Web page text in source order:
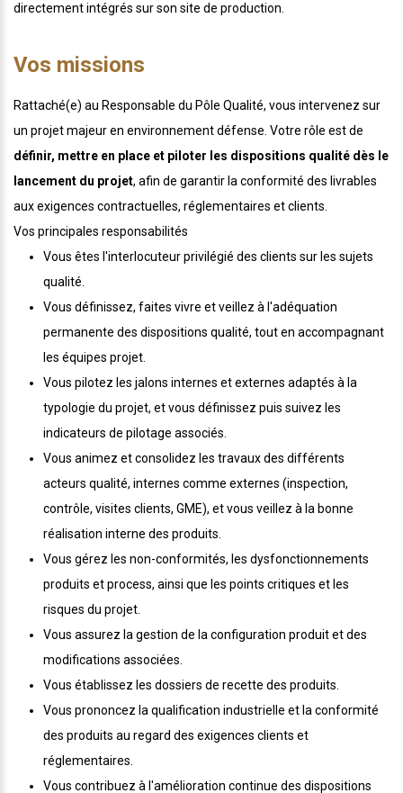
directement intégrés sur son site de production.
Vos missions
Rattaché(e) au Responsable du Pôle Qualité, vous intervenez sur
un projet majeur en environnement défense. Votre rôle est de
définir, mettre en place et piloter les dispositions qualité dès le
lancement du projet, afin de garantir la conformité des livrables
aux exigences contractuelles, réglementaires et clients.
Vos principales responsabilités
Vous êtes l'interlocuteur privilégié des clients sur les sujets
qualité.
Vous définissez, faites vivre et veillez à l'adéquation
permanente des dispositions qualité, tout en accompagnant
les équipes projet.
Vous pilotez les jalons internes et externes adaptés à la
typologie du projet, et vous définissez puis suivez les
indicateurs de pilotage associés.
Vous animez et consolidez les travaux des différents
acteurs qualité, internes comme externes (inspection,
contrôle, visites clients, GME), et vous veillez à la bonne
réalisation interne des produits.
Vous gérez les non-conformités, les dysfonctionnements
produits et process, ainsi que les points critiques et les
risques du projet.
Vous assurez la gestion de la configuration produit et des
modifications associées.
Vous établissez les dossiers de recette des produits.
Vous prononcez la qualification industrielle et la conformité
des produits au regard des exigences clients et
réglementaires.
Vous contribuez à l'amélioration continue des dispositions